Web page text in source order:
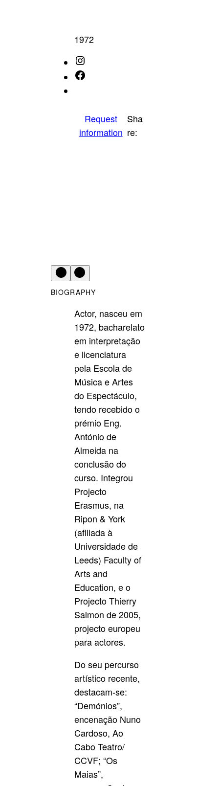
1972
Request
information
Sha
re:
BIOGRAPHY
Actor, nasceu em
1972, bacharelato
em interpretação
e licenciatura
pela Escola de
Música e Artes
do Espectáculo,
tendo recebido o
prémio Eng.
António de
Almeida na
conclusão do
curso. Integrou
Projecto
Erasmus, na
Ripon & York
(afiliada à
Universidade de
Leeds) Faculty of
Arts and
Education, e o
Projecto Thierry
Salmon de 2005,
projecto europeu
para actores.
Do seu percurso
artístico recente,
destacam-se:
“Demónios”,
encenação Nuno
Cardoso, Ao
Cabo Teatro/
CCVF; “Os
Maias”,